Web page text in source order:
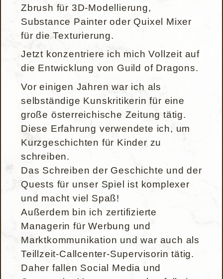
Zbrush für 3D-Modellierung,
Substance Painter oder Quixel Mixer
für die Texturierung.
Jetzt konzentriere ich mich Vollzeit auf
die Entwicklung von Guild of Dragons.
Vor einigen Jahren war ich als
selbständige Kunskritikerin für eine
große österreichische Zeitung tätig.
Diese Erfahrung verwendete ich, um
Kurzgeschichten für Kinder zu
schreiben.
Das Schreiben der Geschichte und der
Quests für unser Spiel ist komplexer
und macht viel Spaß!
Außerdem bin ich zertifizierte
Managerin für Werbung und
Marktkommunikation und war auch als
Teillzeit-Callcenter-Supervisorin tätig.
Daher fallen Social Media und